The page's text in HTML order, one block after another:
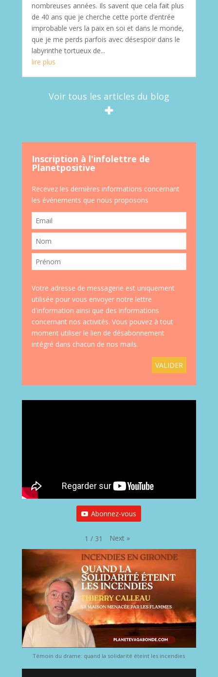
nombreuses années. Ils savent que cela fait plus
de 40 ans que je cherche cette porte d’entrée
improbable vers la paix en soi et dans le monde,
que je me perds parfois avec désespoir dans le
labyrinthe tortueux de...
lire plus
Voir tous les articles du blog
Inscription à l'infolettre de
Planetpositive
Recevez les dernières informations concernant
les événements que nous proposons
Votre adresse de messagerie est uniquement
utilisée pour vous envoyer notre lettre
d'information ainsi que des informations
concernant nos activités. Vous pouvez à tout
moment utiliser le lien de désabonnement
intégré dans chacun de nos mails.
Abonnez-vous
1 / 31 Next »
Témoin du drame: quand la solidarité éteint les incendies